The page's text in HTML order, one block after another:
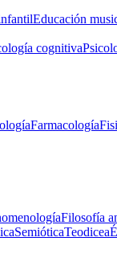
Educación
cognitiva
Farmacología
Filosofía
SemióticaTeodicea